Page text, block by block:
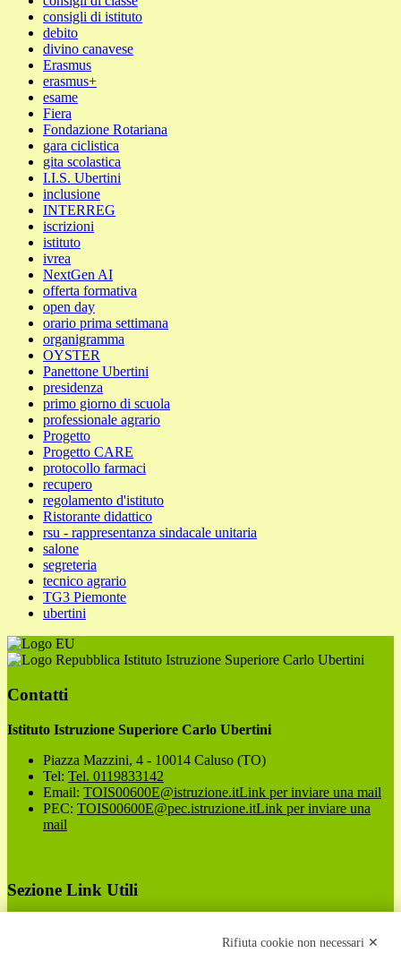
consigli di istituto
debito
divino canavese
Erasmus
erasmus+
esame
Fiera
Fondazione Rotariana
gara ciclistica
gita scolastica
I.I.S. Ubertini
inclusione
INTERREG
iscrizioni
istituto
ivrea
NextGen AI
offerta formativa
open day
orario prima settimana
organigramma
OYSTER
Panettone Ubertini
presidenza
primo giorno di scuola
professionale agrario
Progetto
Progetto CARE
protocollo farmaci
recupero
regolamento d'istituto
Ristorante didattico
rsu - rappresentanza sindacale unitaria
salone
segreteria
tecnico agrario
TG3 Piemonte
ubertini
Istituto Istruzione Superiore Carlo Ubertini
Contatti
Istituto Istruzione Superiore Carlo Ubertini
Piazza Mazzini, 4 - 10014 Caluso (TO)
Tel: Tel. 0119833142
Email: TOIS00600E@istruzione.itLink per inviare una mail
PEC: TOIS00600E@pec.istruzione.itLink per inviare una
mail
Sezione Link Utili
Rifiuta cookie non necessari ✕